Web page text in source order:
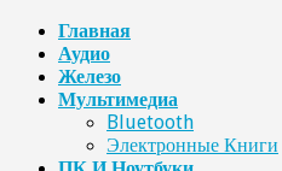
Главная
Аудио
Железо
Мультимедиа
Bluetooth
Электронные Книги